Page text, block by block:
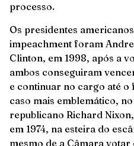
processo.
Os presidentes
impeachment foram
Clinton, em 1998, após a
ambos conseguiram
e continuar no cargo até o
caso mais emblemático,
republicano Richard
em 1974, na esteira do
mesmo de a Câmara